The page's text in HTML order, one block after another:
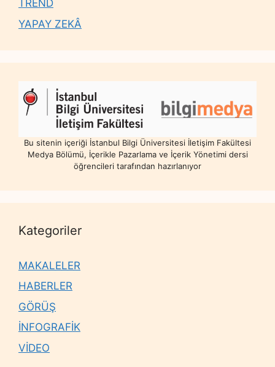
TREND
YAPAY ZEKÂ
Bu sitenin içeriği İstanbul Bilgi Üniversitesi İletişim Fakültesi
Medya Bölümü, İçerikle Pazarlama ve İçerik Yönetimi dersi
öğrencileri tarafından hazırlanıyor
Kategoriler
MAKALELER
HABERLER
GÖRÜŞ
İNFOGRAFİK
VİDEO